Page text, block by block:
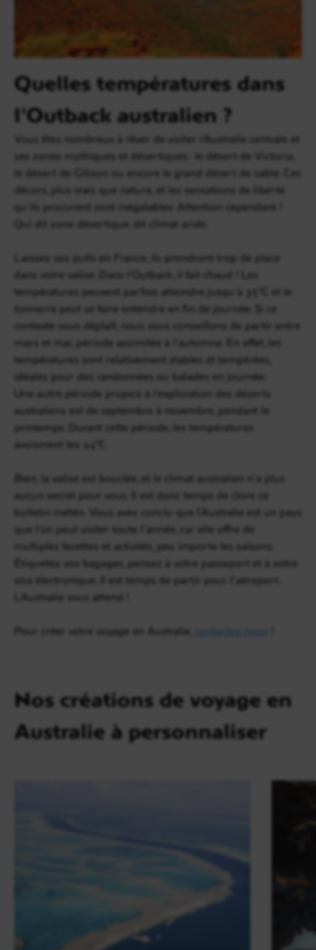
Quelles températures dans
l’Outback australien ?
Vous êtes nombreux à rêver de visiter l’Australie centrale et
ses zones mythiques et désertiques : le désert de Victoria,
le désert de Gibson ou encore le grand désert de sable. Ces
décors, plus vrais que nature, et les sensations de liberté
qu’ils procurent sont inégalables. Attention cependant !
Qui dit zone désertique, dit climat aride.
Laissez vos pulls en France, ils prendront trop de place
dans votre valise. Dans l’Outback, il fait chaud ! Les
températures peuvent parfois atteindre jusqu’à 35°C et le
tonnerre peut se faire entendre en fin de journée. Si ce
contexte vous déplaît, nous vous conseillons de partir entre
mars et mai, période assimilée à l’automne. En effet, les
températures sont relativement stables et tempérées,
idéales pour des randonnées ou balades en journée.
Une autre période propice à l’exploration des déserts
australiens est de septembre à novembre, pendant le
printemps. Durant cette période, les températures
avoisinent les 24°C.
Bien, la valise est bouclée, et le climat australien n’a plus
aucun secret pour vous. Il est donc temps de clore ce
bulletin météo. Vous avez conclu que l’Australie est un pays
que l’on peut visiter toute l’année, car elle offre de
multiples facettes et activités, peu importe les saisons.
Étiquetez vos bagages, pensez à votre passeport et à votre
visa électronique. Il est temps de partir pour l’aéroport.
L’Australie vous attend !
Pour créer votre voyage en Australie, contactez-nous
Nos créations de voyage en
Australie à personnaliser